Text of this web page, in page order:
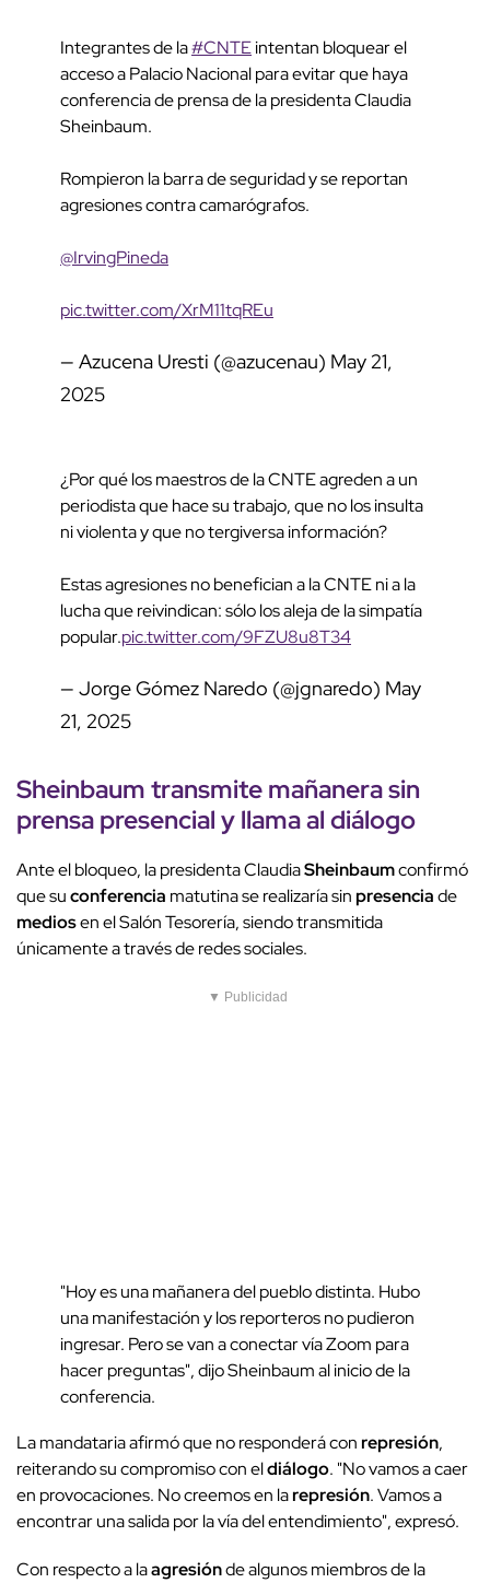
Integrantes de la#CNTEintentan bloquear el
acceso a Palacio Nacional para evitar que haya
conferencia de prensa de la presidenta Claudia
Sheinbaum.
Rompieron la barra de seguridad y se reportan
agresiones contra camarógrafos.
@IrvingPineda
pic.twitter.com/XrM11tqREu
— Azucena Uresti (@azucenau) May 21,
2025
¿Por qué los maestros de la CNTE agreden a un
periodista que hace su trabajo, que no los insulta
ni violenta y que no tergiversa información?
Estas agresiones no benefician a la CNTE ni a la
lucha que reivindican: sólo los aleja de la simpatía
popular.pic.twitter.com/9FZU8u8T34
— Jorge Gómez Naredo (@jgnaredo) May
21, 2025
Sheinbaumtransmite mañanera sin
prensapresencialy llama aldiálogo
Ante el bloqueo, la presidenta ClaudiaSheinbaumconfirmó
que suconferencia matutina se realizaría sinpresenciade
mediosen el Salón Tesorería, siendo transmitida
únicamente a través de redes sociales.
▼ Publicidad
"Hoy es una mañanera del pueblo distinta. Hubo
una manifestación y los reporteros no pudieron
ingresar. Pero se van a conectar vía Zoom para
hacer preguntas", dijo Sheinbaum al inicio de la
conferencia.
La mandataria afirmó que no responderá conrepresión,
reiterando su compromiso con eldiálogo. "No vamos a caer
en provocaciones. No creemos en larepresión. Vamos a
encontrar una salida por la vía del entendimiento", expresó.
Con respecto a laagresiónde algunos miembros de la